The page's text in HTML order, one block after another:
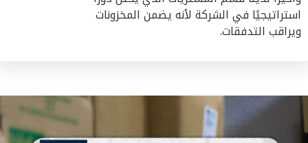
في الشركة لأنه يضمن المخزونات
التدفقات.